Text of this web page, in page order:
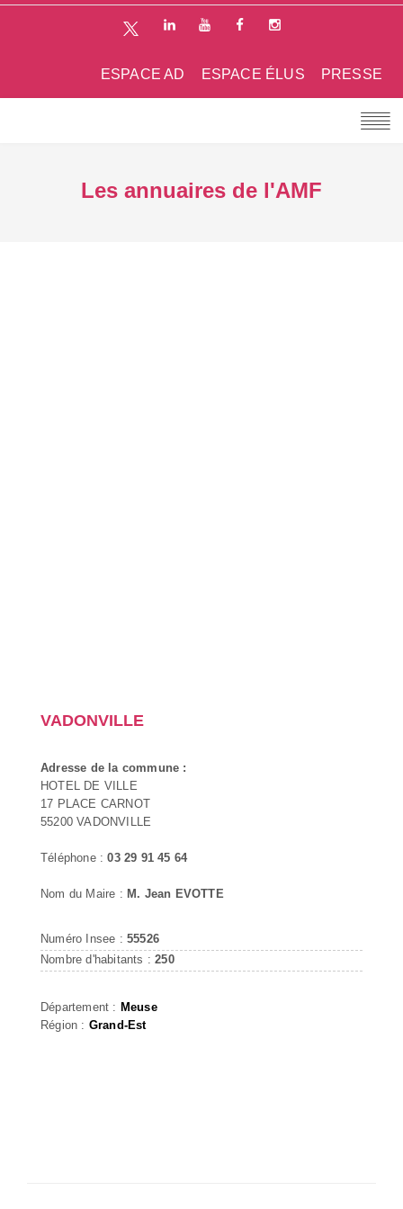
PRESSE
ESPACE ÉLUS
ESPACE AD
Les annuaires de l'AMF
VADONVILLE
Adresse de la commune :
HOTEL DE VILLE
17 PLACE CARNOT
55200 VADONVILLE
Téléphone :03 29 91 45 64
Nom du Maire : M. Jean EVOTTE
Numéro Insee : 55526
Nombre d'habitants :250
Département : Meuse
Région : Grand-Est